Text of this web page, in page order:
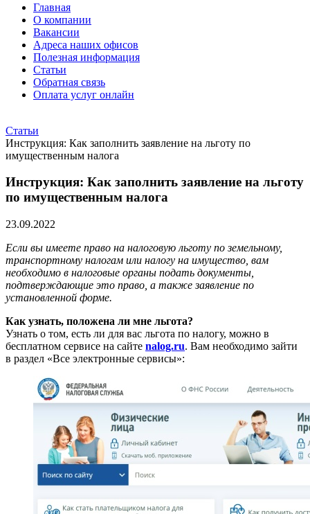
Главная
О компании
Вакансии
Адреса наших офисов
Полезная информация
Статьи
Обратная связь
Оплата услуг онлайн
Статьи
Инструкция: Как заполнить заявление на льготу по
имущественным налога
Инструкция: Как заполнить заявление на льготу
по имущественным налога
23.09.2022
Если вы имеете право на налоговую льготу по земельному,
транспортному налогам или налогу на имущество, вам
необходимо в налоговые органы подать документы,
подтверждающие это право, а также заявление по
установленной форме.
Как узнать, положена ли мне льгота?
Узнать о том, есть ли для вас льгота по налогу, можно в
бесплатном сервисе на сайте nalog.ru. Вам необходимо зайти
в раздел «Все электронные сервисы»: